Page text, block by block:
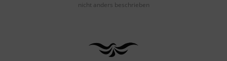
nicht anders beschrieben